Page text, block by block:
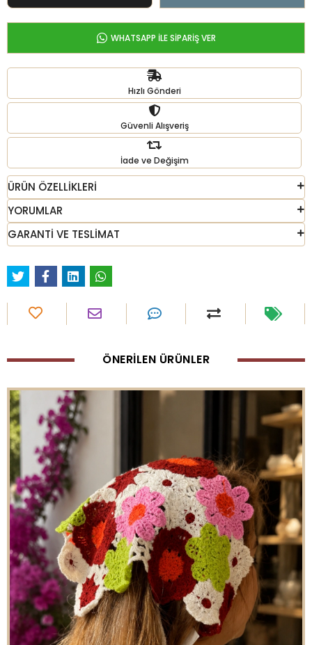
WHATSAPP İLE SİPARİŞ VER
Hızlı Gönderi
Güvenli Alışveriş
İade ve Değişim
ÜRÜN ÖZELLİKLERİ
YORUMLAR
GARANTİ VE TESLİMAT
ÖNERİLEN ÜRÜNLER